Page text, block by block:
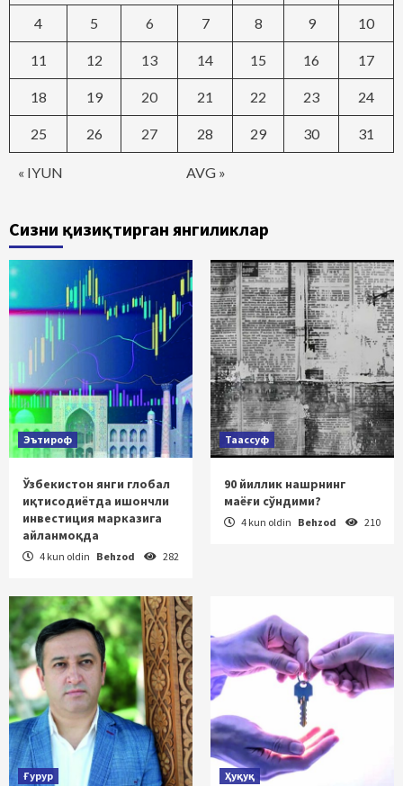
« IYUN AVG »
4 5 6 7 8 9 10
11 12 13 14 15 16 17
18 19 20 21 22 23 24
25 26 27 28 29 30 31
Сизни қизиқтирган янгиликлар
Эътироф
Ўзбекистон янги глобал
иқтисодиётда ишончли
инвестиция марказига
айланмоқда
4 kun oldin Behzod 282
Таассуф
90 йиллик нашрнинг
маёғи сўндими?
4 kun oldin Behzod 210
Ғурур Ҳуқуқ